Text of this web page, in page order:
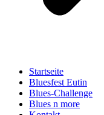
Startseite
Bluesfest Eutin
Blues-Challenge
Blues n more